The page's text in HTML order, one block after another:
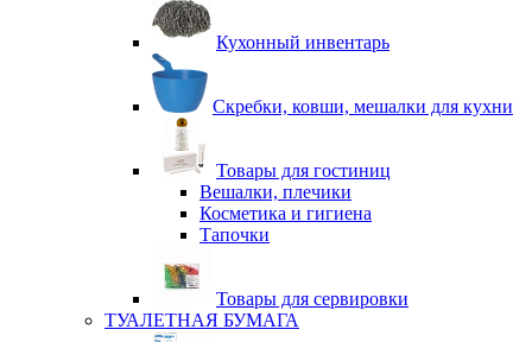
Кухонный инвентарь
Скребки, ковши, мешалки для кухни
Товары для гостиниц
Вешалки, плечики
Косметика и гигиена
Тапочки
Товары для сервировки
ТУАЛЕТНАЯ БУМАГА